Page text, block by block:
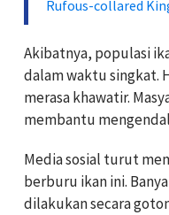
Rufous-collared
Akibatnya, populasi
dalam waktu singkat.
merasa khawatir.
membantu
Media sosial turut
berburu ikan ini.
dilakukan secara